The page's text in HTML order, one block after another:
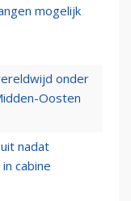
mogelijk
onder
Oosten
nadat
cabine